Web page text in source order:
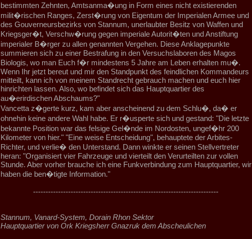
bestimmten Zehnten, Amtsanma�ung in Form eines nicht existierenden
milit�rischen Ranges, Zerst�rung von Eigentum der Imperialen Armee und
des Gouverneursbezirks von Stannum, unerlaubter Besitz von Waffen und
Kriegsger�t, Verschw�rung gegen imperiale Autorit�ten und Anstiftung
imperialer B�rger zu allen genannten Vergehen. Diese Anklagepunkte
summieren sich zu einer Bestrafung in den Versuchslaboren des Magos
Biologis, wo man Euch f�r mindestens 5 Jahre am Leben erhalten mu�.
Wenn Ihr jetzt bereut und mir den Standpunkt des feindlichen Kommandeurs
mitteilt, kann ich von meinem Standrecht gebrauch machen und euch hier
hinrichten lassen. Also, wo befindet sich das Hauptquartier des
au�erirdischen Abschaums?"
Vancetta z�gerte kurz, kam aber anscheinend zu dem Schlu�, da� er
ohnehin keine andere Wahl habe. Er r�usperte sich und gestand: "Die letzte
bekannte Position war das felsige Gel�nde im Nordosten, ungef�hr 200
Kilometer von hier." "Eine weise Entscheidung", behauptete der Arbites-
Richter, und verlie� den Unterstand. Dann winkte er seinen Stellvertreter
heran: "Organisiert vier Fahrzeuge und vierteilt den Verurteilten zur vollen
Stunde. Aber vorher brauche ich eine Funkverbindung zum Hauptquartier, wir
haben die ben�tigte Information."
--------------------------------------------------------------------------
Stannum, Vanard-System, Dorain Rhon Sektor
Hauptquartier von Ork Kriegsherr Gnazruk dem Abscheulichen